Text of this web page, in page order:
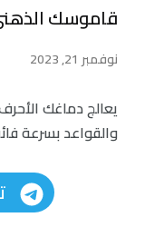
قاموسك
نوفمبر 21, 2023
يعالج دماغك
والقواعد بسرعة